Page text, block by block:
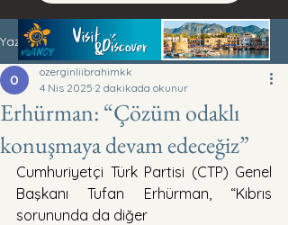
Yazı
Erhürman: “Çözüm odaklı
konuşmaya devam edeceğiz”
ozerginliibrahimkk
4 Nis 2025 2 dakikada okunur
Cumhuriyetçi Türk Partisi (CTP) Genel
Başkanı Tufan Erhürman, “Kıbrıs
sorununda da diğer